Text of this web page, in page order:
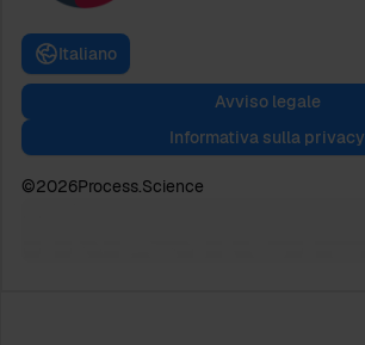
Italiano
Avviso legale
Informativa sulla privacy
©2026Process.Science